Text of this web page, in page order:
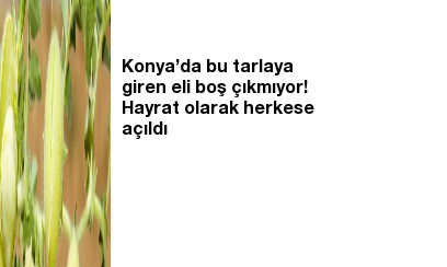
Konya’da bu tarlaya
giren eli boş çıkmıyor!
Hayrat olarak herkese
açıldı